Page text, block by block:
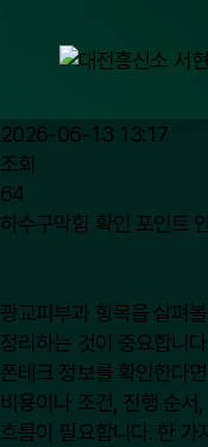
수원 대전 흥신소
2026-06-13 13:17
조회
64
하수구막힘 확인 포인
광교피부과 항목을 살펴
정리하는 것이 중요합니
폰테크 정보를 확인한다
비용이나 조건, 진행 순
흐름이 필요합니다. 한